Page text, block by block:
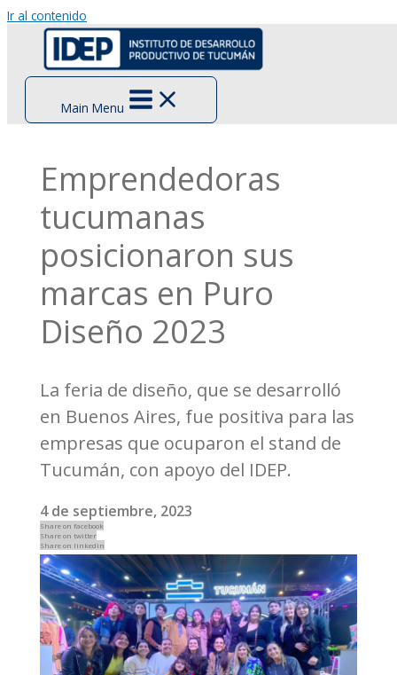
Ir al contenido
Main Menu
Emprendedoras
tucumanas
posicionaron sus
marcas en Puro
Diseño 2023
La feria de diseño, que se desarrolló
en Buenos Aires, fue positiva para las
empresas que ocuparon el stand de
Tucumán, con apoyo del IDEP.
4 de septiembre, 2023
Share on facebook
Share on twitter
Share on linkedin